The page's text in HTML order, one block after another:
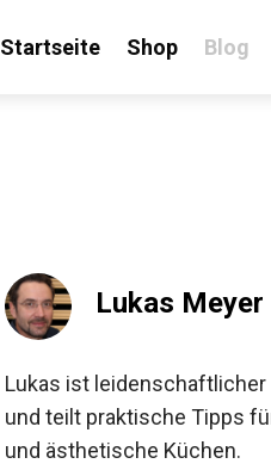
Startseite Shop Blog
Lukas Meyer
Lukas ist leidenschaftlicher
und teilt praktische Tipps
und ästhetische Küchen.